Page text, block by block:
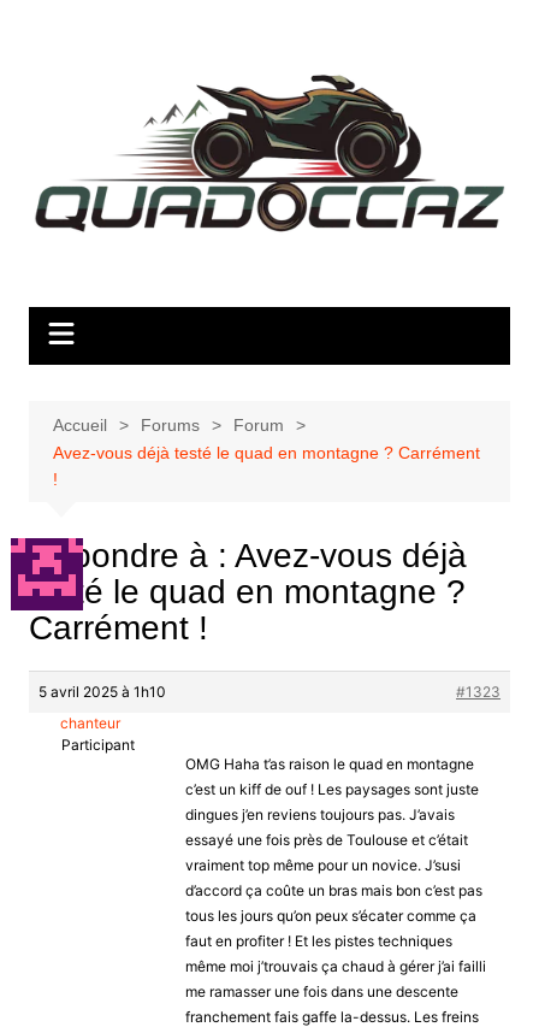
Accueil Forums
Forum
Avez-vous déjà testé le quad en montagne ? Carrément
!
Répondre à : Avez-vous déjà
testé le quad en montagne ?
Carrément !
5 avril 2025 à 1h10
#1323
chanteur
Participant
OMG Haha t’as raison le quad en montagne
c’est un kiff de ouf ! Les paysages sont juste
dingues j’en reviens toujours pas. J’avais
essayé une fois près de Toulouse et c’était
vraiment top même pour un novice. J’susi
d’accord ça coûte un bras mais bon c’est pas
tous les jours qu’on peux s’écater comme ça
faut en profiter ! Et les pistes techniques
même moi j’trouvais ça chaud à gérer j’ai failli
me ramasser une fois dans une descente
franchement fais gaffe la-dessus. Les freins